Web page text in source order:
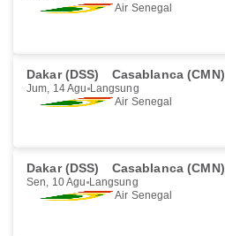
Air Senegal
Dakar (DSS) Casablanca (CMN)
Jum, 14 Agu Langsung
Air Senegal
Dakar (DSS) Casablanca (CMN)
Sen, 10 Agu Langsung
Air Senegal